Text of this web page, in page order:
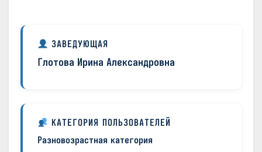
ЗАВЕДУЮЩАЯ
Глотова Ирина Александровна
КАТЕГОРИЯ ПОЛЬЗОВАТЕЛЕЙ
Разновозрастная категория